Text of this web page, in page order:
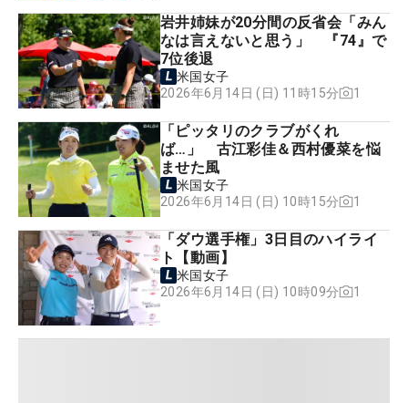
岩井姉妹が20分間の反省会「みん
なは言えないと思う」 『74』で
7位後退
米国女子
2026年6月14日 (日) 11時15分
1
「ピッタリのクラブがくれ
ば…」 古江彩佳＆西村優菜を悩
ませた風
米国女子
2026年6月14日 (日) 10時15分
1
「ダウ選手権」3日目のハイライ
ト【動画】
米国女子
2026年6月14日 (日) 10時09分
1